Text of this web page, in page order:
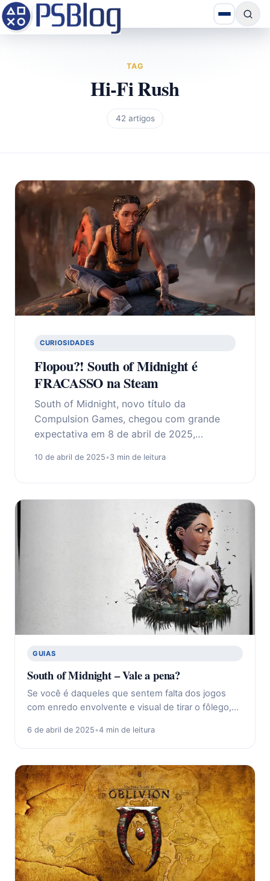
TAG
Hi-Fi Rush
42 artigos
CURIOSIDADES
Flopou?! South of Midnight é
FRACASSO na Steam
South of Midnight, novo título da
Compulsion Games, chegou com grande
expectativa em 8 de abril de 2025,…
10 de abril de 2025•3 min de leitura
GUIAS
South of Midnight – Vale a pena?
Se você é daqueles que sentem falta dos jogos
com enredo envolvente e visual de tirar o fôlego,…
6 de abril de 2025•4 min de leitura